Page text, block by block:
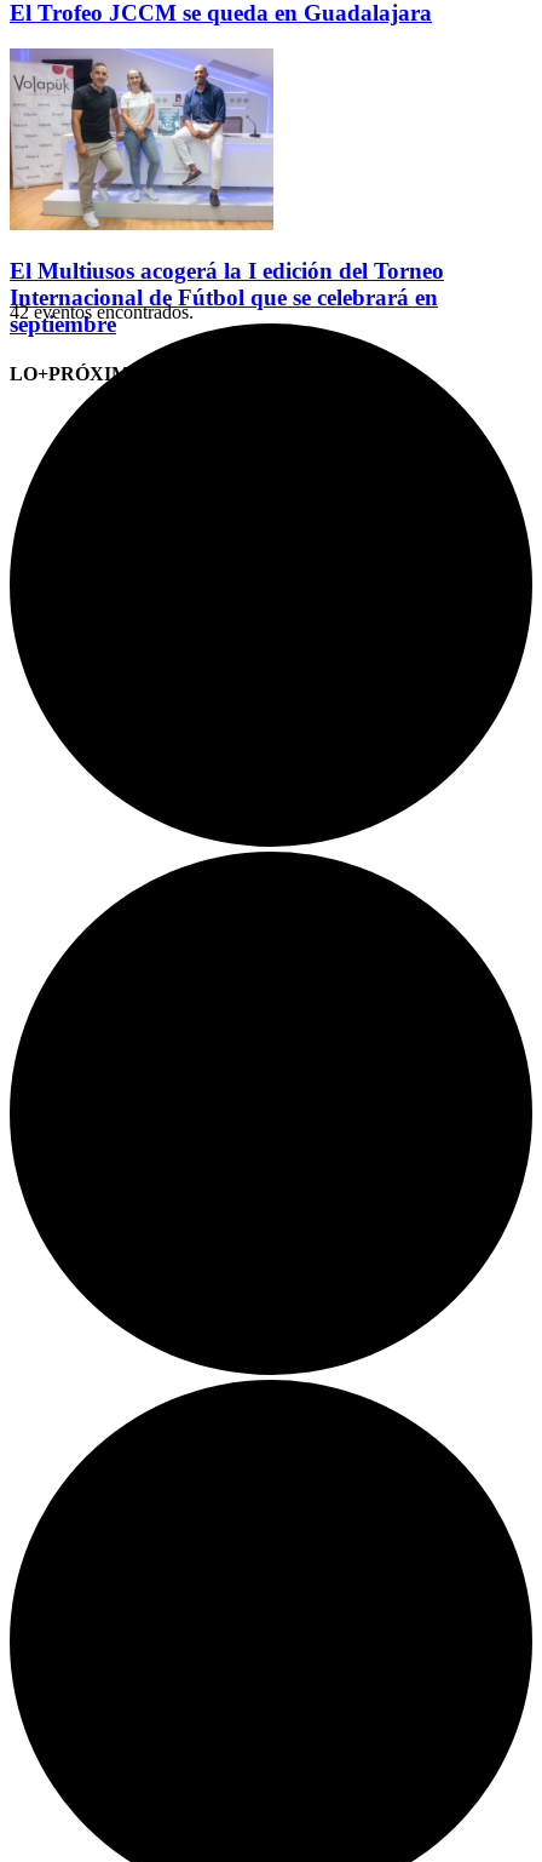
El Trofeo JCCM se queda en Guadalajara
El Multiusos acogerá la I edición del Torneo
Internacional de Fútbol que se celebrará en
septiembre
LO+PRÓXIMO (CITAS)
42 eventos encontrados.